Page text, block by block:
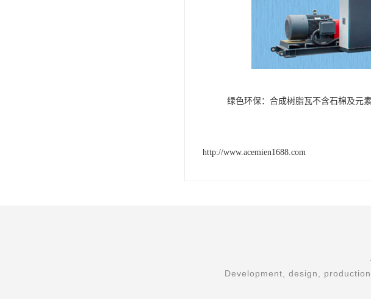
绿色环保：合成树脂瓦不含石棉及元
http://www.acemien1688.com
Development, design,